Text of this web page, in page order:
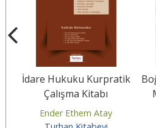
İdare Hukuku Kurpratik
Çalışma Kitabı
Ender Ethem Atay